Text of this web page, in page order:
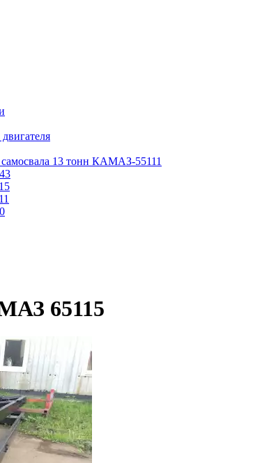
13 тонн КАМАЗ-55111
65115